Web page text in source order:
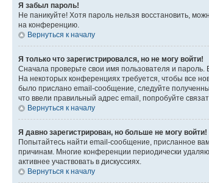
Я забыл пароль!
Не паникуйте! Хотя пароль нельзя восстановить,
на конференцию.
Вернуться к началу
Я только что зарегистрировался, но не могу войти!
Сначала проверьте свои имя пользователя и
На некоторых конференциях требуется, чтобы все
было прислано email-сообщение, следуйте
что ввели правильный адрес email, попробуйте
Вернуться к началу
Я давно зарегистрирован, но больше не могу войти!
Попытайтесь найти email-сообщение, присланное
причинам. Многие конференции периодически
активнее участвовать в дискуссиях.
Вернуться к началу